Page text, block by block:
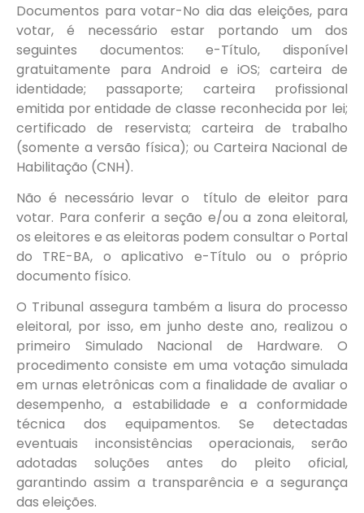
Documentos para votar-No dia das eleições, para
votar, é necessário estar portando um dos
seguintes documentos: e-Título, disponível
gratuitamente para Android e iOS; carteira de
identidade; passaporte; carteira profissional
emitida por entidade de classe reconhecida por lei;
certificado de reservista; carteira de trabalho
(somente a versão física); ou Carteira Nacional de
Habilitação (CNH).
Não é necessário levar o título de eleitor para
votar. Para conferir a seção e/ou a zona eleitoral,
os eleitores e as eleitoras podem consultar o Portal
do TRE-BA, o aplicativo e-Título ou o próprio
documento físico.
O Tribunal assegura também a lisura do processo
eleitoral, por isso, em junho deste ano, realizou o
primeiro Simulado Nacional de Hardware. O
procedimento consiste em uma votação simulada
em urnas eletrônicas com a finalidade de avaliar o
desempenho, a estabilidade e a conformidade
técnica dos equipamentos. Se detectadas
eventuais inconsistências operacionais, serão
adotadas soluções antes do pleito oficial,
garantindo assim a transparência e a segurança
das eleições.